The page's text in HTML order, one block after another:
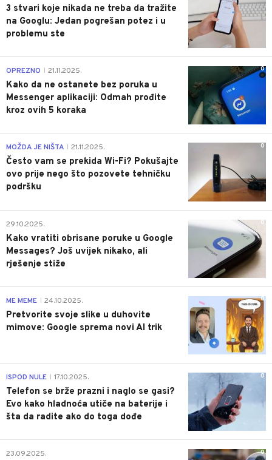
3 stvari koje nikada ne treba da tražite
na Googlu: Jedan pogrešan potez i u
problemu ste
0
OPREZNO 21.11.2025.
Kako da ne ostanete bez poruka u
Messenger aplikaciji: Odmah prođite
kroz ovih 5 koraka
0
MOŽDA JE NIŠTA 21.11.2025.
Često vam se prekida Wi-Fi? Pokušajte
ovo prije nego što pozovete tehničku
podršku
0
29.10.2025.
Kako vratiti obrisane poruke u Google
Messages? Još uvijek nikako, ali
rješenje stiže
0
ME MEME 24.10.2025.
Pretvorite svoje slike u duhovite
mimove: Google sprema novi AI trik
0
ISPOD NULE 17.10.2025.
Telefon se brže prazni i naglo se gasi?
Evo kako hladnoća utiče na baterije i
šta da radite ako do toga dođe
0
23.09.2025.